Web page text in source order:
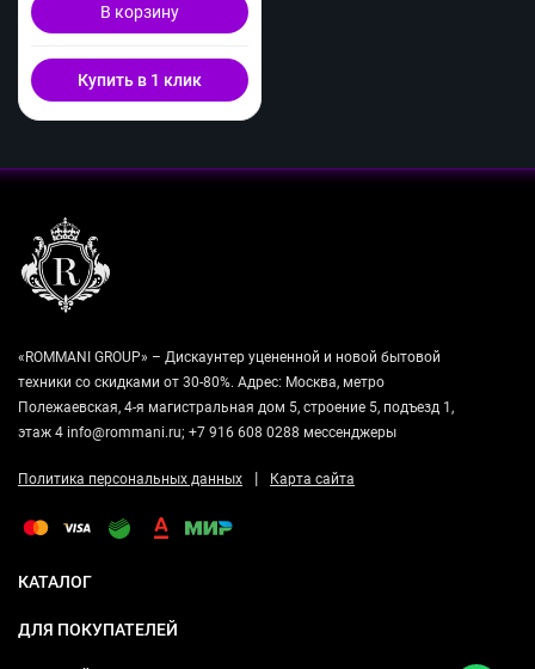
В корзину
Купить в 1 клик
«ROMMANI GROUP» – Дискаунтер уцененной и новой бытовой
техники со скидками от 30-80%. Адрес: Москва, метро
Полежаевская, 4-я магистральная дом 5, строение 5, подъезд 1,
этаж 4 info@rommani.ru; +7 916 608 0288 мессенджеры
Политика персональных данных | Карта сайта
КАТАЛОГ
ДЛЯ ПОКУПАТЕЛЕЙ